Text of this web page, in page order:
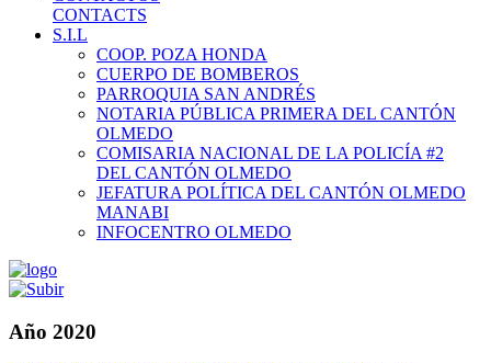
CONTACTS
S.I.L
COOP. POZA HONDA
CUERPO DE BOMBEROS
PARROQUIA SAN ANDRÉS
NOTARIA PÚBLICA PRIMERA DEL CANTÓN
OLMEDO
COMISARIA NACIONAL DE LA POLICÍA #2
DEL CANTÓN OLMEDO
JEFATURA POLÍTICA DEL CANTÓN OLMEDO
MANABI
INFOCENTRO OLMEDO
Año 2020